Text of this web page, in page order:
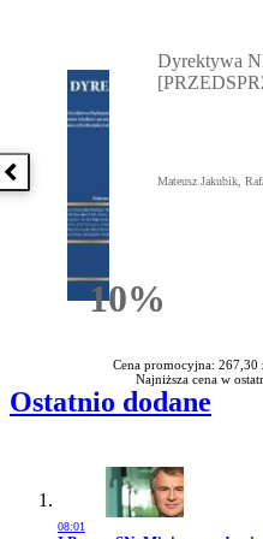
Poprzednia książka
10%Rabatu
Dyrektywa
Mateusz Jakubik,
Cena promocyjna: 267,30
Najniższa cena w
Ostatnio dodane
08:01